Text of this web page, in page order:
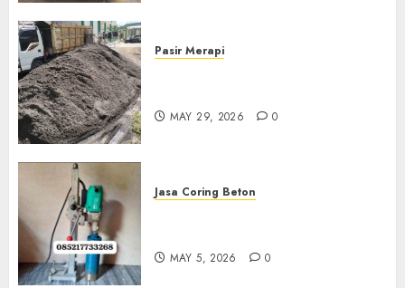
Pasir Merapi
MAY 29, 2026 0
Jasa Coring Beton
MAY 5, 2026 0